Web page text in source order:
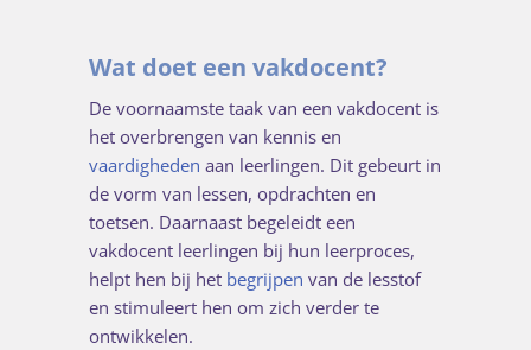
Wat doet een vakdocent?
De voornaamste taak van een vakdocent is
het overbrengen van kennis en
vaardigheden aan leerlingen. Dit gebeurt in
de vorm van lessen, opdrachten en
toetsen. Daarnaast begeleidt een
vakdocent leerlingen bij hun leerproces,
helpt hen bij het begrijpen van de lesstof
en stimuleert hen om zich verder te
ontwikkelen.